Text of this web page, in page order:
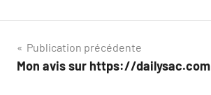
Navigation
de
Publication précédente
Mon avis sur https://dailysac.com